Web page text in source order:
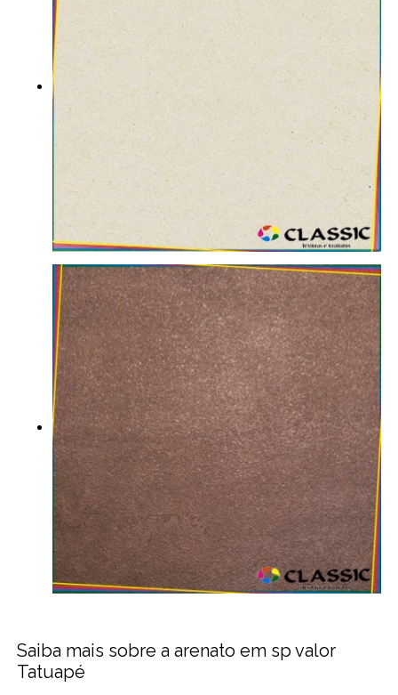
Saiba mais sobre a arenato em sp valor
Tatuapé